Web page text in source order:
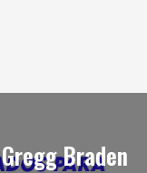
Braden